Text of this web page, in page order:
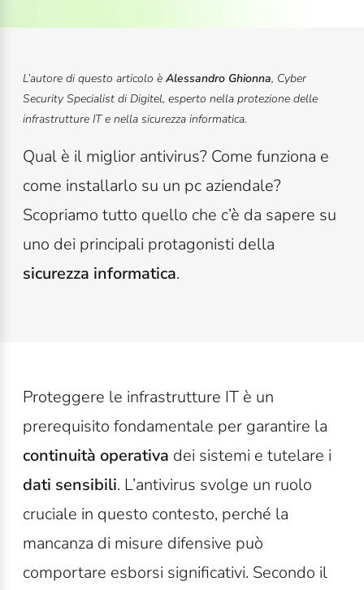
L’autore di questo articolo èAlessandro Ghionna, Cyber
Security Specialist di Digitel, esperto nella protezione delle
infrastrutture IT e nella sicurezza informatica.
Qual è il miglior antivirus? Come funziona e
come installarlo su un pc aziendale?
Scopriamo tutto quello che c’è da sapere su
uno dei principali protagonisti della
sicurezza informatica.
Proteggere le infrastrutture IT è un
prerequisito fondamentale per garantire la
continuità operativa dei sistemi e tutelare i
dati sensibili. L’antivirus svolge un ruolo
cruciale in questo contesto, perché la
mancanza di misure difensive può
comportare esborsi significativi. Secondo il